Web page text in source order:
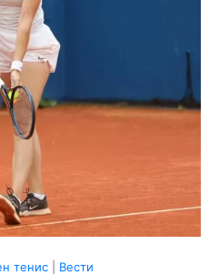
тенис Вести